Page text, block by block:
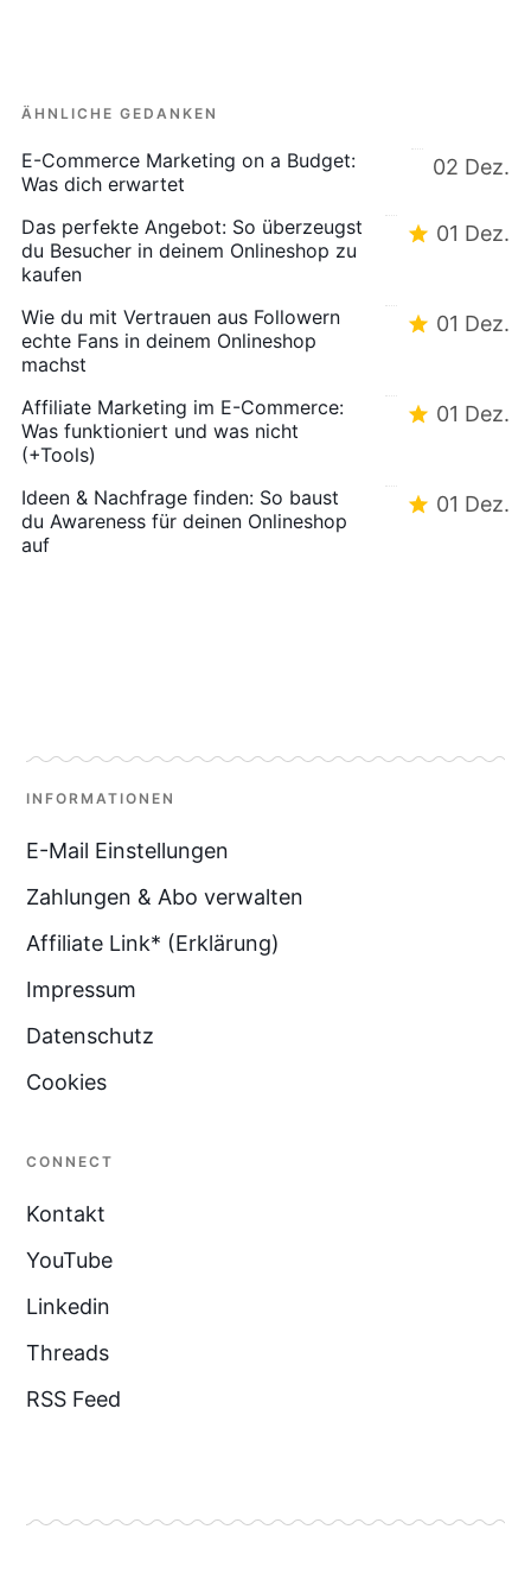
ÄHNLICHE GEDANKEN
E-Commerce Marketing on a Budget:
Was dich erwartet
02 Dez.
Das perfekte Angebot: So überzeugst
du Besucher in deinem Onlineshop zu
kaufen
01 Dez.
Wie du mit Vertrauen aus Followern
echte Fans in deinem Onlineshop
machst
01 Dez.
Affiliate Marketing im E-Commerce:
Was funktioniert und was nicht
(+Tools)
01 Dez.
Ideen & Nachfrage finden: So baust
du Awareness für deinen Onlineshop
auf
01 Dez.
INFORMATIONEN
E-Mail Einstellungen
Zahlungen & Abo verwalten
Affiliate Link* (Erklärung)
Impressum
Datenschutz
Cookies
CONNECT
Kontakt
YouTube
Linkedin
Threads
RSS Feed